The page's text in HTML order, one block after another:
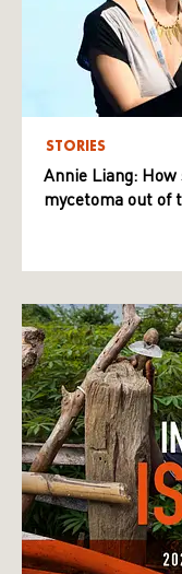
STORIES
Annie Liang: How
mycetoma out of